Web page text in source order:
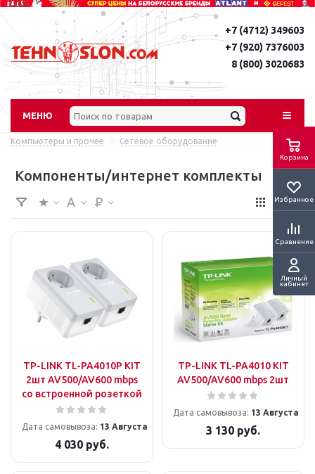
Корзина
Избранное
Сравнение
Личный
кабинет
+7 (4712) 349603
+7 (920) 7376003
8 (800) 3020683
МЕНЮ
Компьютеры и прочее - Сетевое оборудование
Компоненты/интернет комплекты
TP-LINK TL-PA4010P KIT
2шт AV500/AV600 mbps
со встроенной розеткой
Дата самовывоза: 13 Августа
4 030 руб.
TP-LINK TL-PA4010 KIT
AV500/AV600 mbps 2шт
Дата самовывоза: 13 Августа
3 130 руб.